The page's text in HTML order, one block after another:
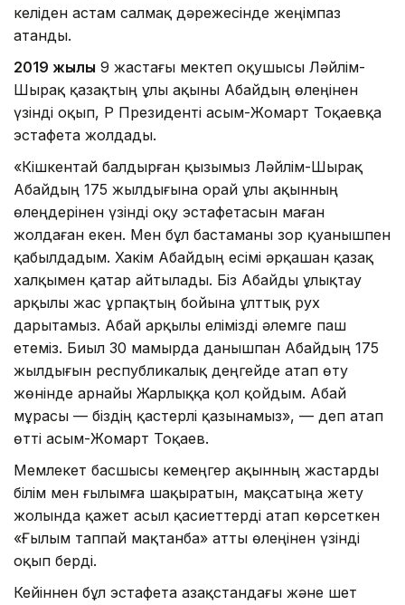
келіден астам салмақ дәрежесінде жеңімпаз
атанды.
2019 жылы 9 жастағы мектеп оқушысы Ләйлім-
Шырақ қазақтың ұлы ақыны Абайдың өлеңінен
үзінді оқып, ҚР Президенті Қасым-Жомарт Тоқаевқа
эстафета жолдады.
«Кішкентай балдырған қызымыз Ләйлім-Шырақ
Абайдың 175 жылдығына орай ұлы ақынның
өлеңдерінен үзінді оқу эстафетасын маған
жолдаған екен. Мен бұл бастаманы зор қуанышпен
қабылдадым. Хакім Абайдың есімі әрқашан қазақ
халқымен қатар айтылады. Біз Абайды ұлықтау
арқылы жас ұрпақтың бойына ұлттық рух
дарытамыз. Абай арқылы елімізді әлемге паш
етеміз. Биыл 30 мамырда данышпан Абайдың 175
жылдығын республикалық деңгейде атап өту
жөнінде арнайы Жарлыққа қол қойдым. Абай
мұрасы — біздің қастерлі қазынамыз», — деп атап
өтті Қасым-Жомарт Тоқаев.
Мемлекет басшысы кемеңгер ақынның жастарды
білім мен ғылымға шақыратын, мақсатыңа жету
жолында қажет асыл қасиеттерді атап көрсеткен
«Ғылым таппай мақтанба» атты өлеңінен үзінді
оқып берді.
Кейіннен бұл эстафета Қазақстандағы және шет